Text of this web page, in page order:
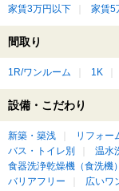
家賃3万円以下
家賃5
間取り
1R/ワンルーム 1K
設備・こだわり
新築・築浅 リフォー
バス・トイレ別
温水
食器洗浄乾燥機（食洗機
バリアフリー
広いワ